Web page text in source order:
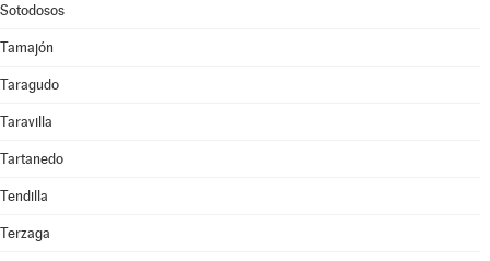
Sotodosos
Tamajón
Taragudo
Taravilla
Tartanedo
Tendilla
Terzaga